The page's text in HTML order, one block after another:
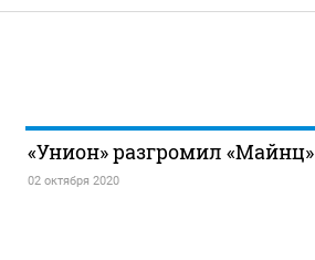
«Унион» разгромил «Майнц»
02 октября 2020